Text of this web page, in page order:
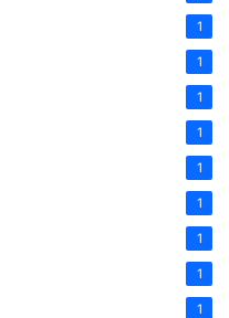
1
1
1
1
1
1
1
1
1